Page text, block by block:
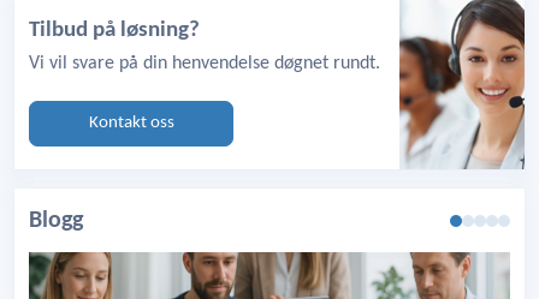
Tilbud på løsning?
Vi vil svare på din henvendelse døgnet rundt.
Kontakt oss
Blogg